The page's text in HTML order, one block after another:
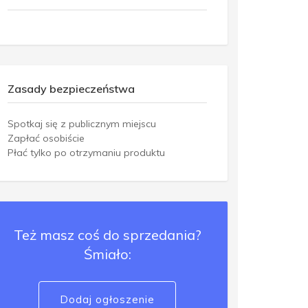
Zasady bezpieczeństwa
Spotkaj się z publicznym miejscu
Zapłać osobiście
Płać tylko po otrzymaniu produktu
Też masz coś do sprzedania?
Śmiało:
Dodaj ogłoszenie